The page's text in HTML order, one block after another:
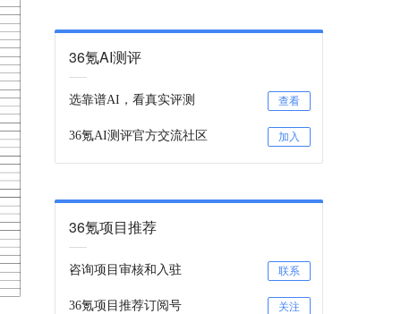
36氪AI测评
选靠谱AI，看真实评测 查看
36氪AI测评官方交流社区 加入
36氪项目推荐
咨询项目审核和入驻 联系
36氪项目推荐订阅号 关注